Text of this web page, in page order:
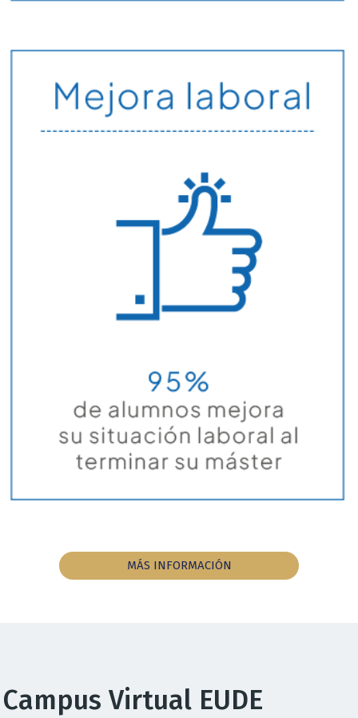
MÁS INFORMACIÓN
Campus Virtual EUDE